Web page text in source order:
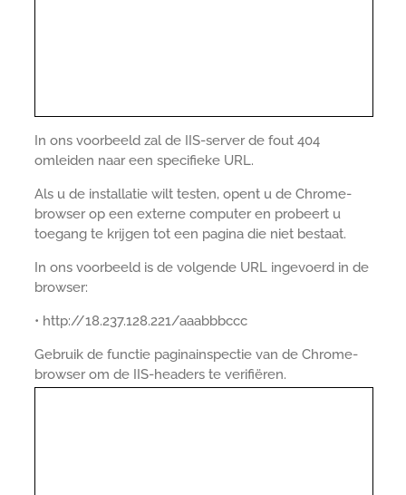
In ons voorbeeld zal de IIS-server de fout 404
omleiden naar een specifieke URL.
Als u de installatie wilt testen, opent u de Chrome-
browser op een externe computer en probeert u
toegang te krijgen tot een pagina die niet bestaat.
In ons voorbeeld is de volgende URL ingevoerd in de
browser:
• http://18.237.128.221/aaabbbccc
Gebruik de functie paginainspectie van de Chrome-
browser om de IIS-headers te verifiëren.